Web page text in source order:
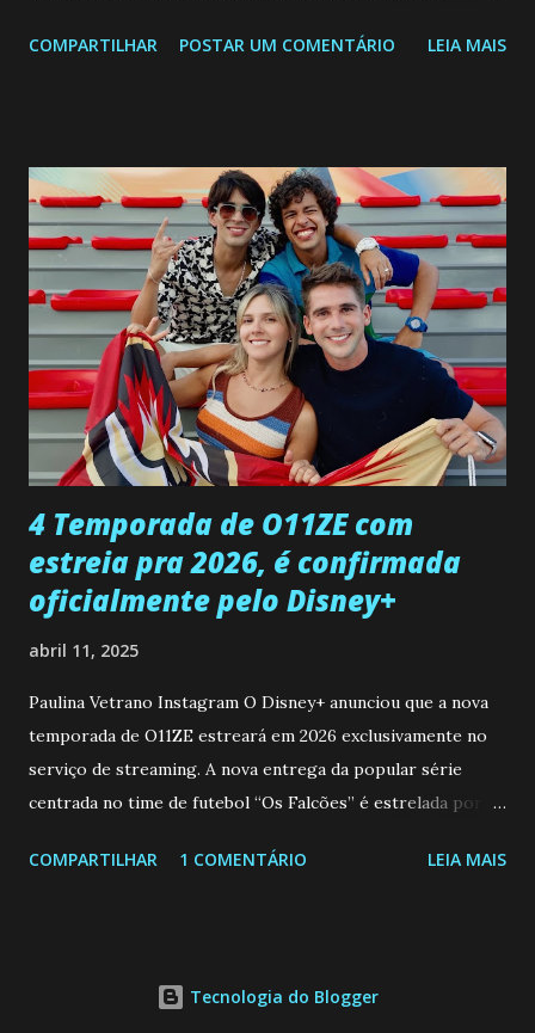
a Programação Semanal do SBT de 08/06/26 a 14/06/26
confessa a Gabriel que ele demonstrou ser o tipo de
pessoa que ela tanto desejou durante toda a vida. Camila
entra no quarto de Gabriel e imagina como seria o
encontro deles, quando conseguir seduzi-lo. Manuel avisa a
Paula sobre a suposta infidelidade de Gabriel com Joana.
Rogerio consegue se livrar de todas as suspeitas pelo
desaparecimento de Francisco, apontando que ele poderia
ter sido vítima da fúria de Gabriel. Artur informa a Gabriel
que a clínica inseminou por engano outra paciente, que está
...
COMPARTILHAR POSTAR UM COMENTÁRIO LEIA MAIS
4 Temporada de O11ZE com
estreia pra 2026, é confirmada
oficialmente pelo Disney+
abril 11, 2025
Paulina Vetrano Instagram O Disney+ anunciou que a nova
temporada de O11ZE estreará em 2026 exclusivamente no
serviço de streaming. A nova entrega da popular série
centrada no time de futebol “Os Falcões” é estrelada por
Brum (Dedé), que voltam a interpretar seus personagens
atleta Sergio “Kun” Agüero, além de outras figuras de
COMPARTILHAR 1 COMENTÁRIO LEIA MAIS
Tecnologia do Blogger